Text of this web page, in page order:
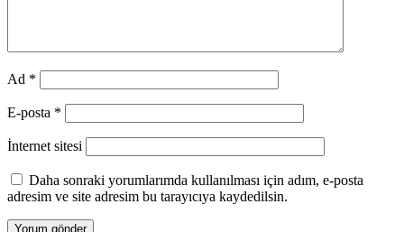
Ad *
E-posta *
İnternet sitesi
Daha sonraki yorumlarımda kullanılması için adım, e-posta
adresim ve site adresim bu tarayıcıya kaydedilsin.